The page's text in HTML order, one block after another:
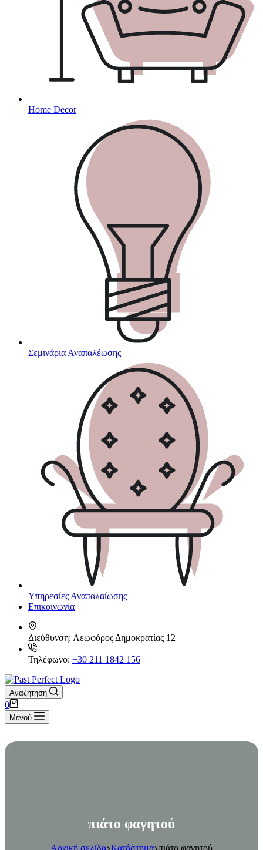
Home Decor
Σεμινάρια Αναπαλέωσης
Υπηρεσίες Αναπαλαίωσης
Επικοινωνία
Διεύθυνση: Λεωφόρος Δημοκρατίας 12
Τηλέφωνο: +30 211 1842 156
Αναζήτηση
Καλάθι
Αγορών
0
Μενού
πιάτο φαγητού
Αρχική σελίδα Κατάστημα πιάτο φαγητού